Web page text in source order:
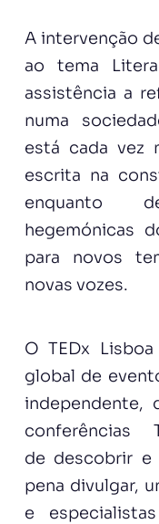
A intervenção
ao tema
assistência a
numa
está cada vez
escrita na
enquanto
hegemónicas
para novos
novas vozes.
O TEDx
global de
independente,
de descobrir e
pena divulgar,
e